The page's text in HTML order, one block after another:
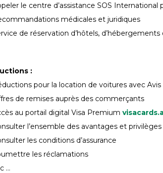
le centre d’assistance SOS
médicales et juridiques
de réservation d’hôtels, d’hébergements
:
pour la location de voitures avec Avis
de remises auprès des commerçants
au portail digital Visa Premium
l’ensemble des avantages et privilèges
les conditions d’assurance
les réclamations
…